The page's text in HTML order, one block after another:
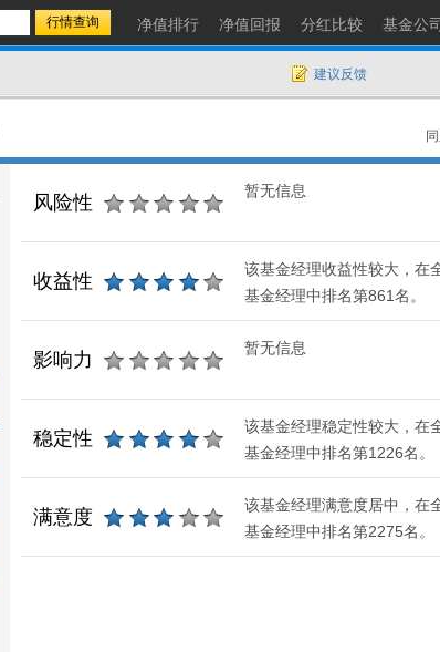
净值排行 净值回报 分红比较 基金公司
建议反馈
风险性
暂无信息
收益性
该基金经理收益性较大，在
基金经理中排名第861名。
影响力
暂无信息
稳定性
该基金经理稳定性较大，在
基金经理中排名第1226名。
满意度
该基金经理满意度居中，在
基金经理中排名第2275名。